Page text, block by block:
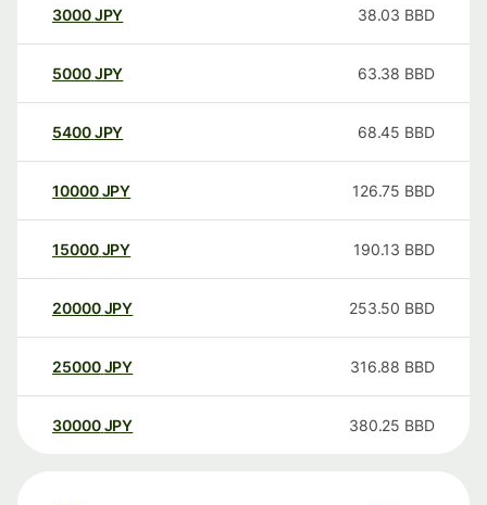
3000JPY 38.03 BBD
5000JPY 63.38 BBD
5400JPY 68.45 BBD
10000 JPY 126.75 BBD
15000 JPY 190.13 BBD
20000 JPY 253.50 BBD
25000 JPY 316.88 BBD
30000 JPY 380.25 BBD